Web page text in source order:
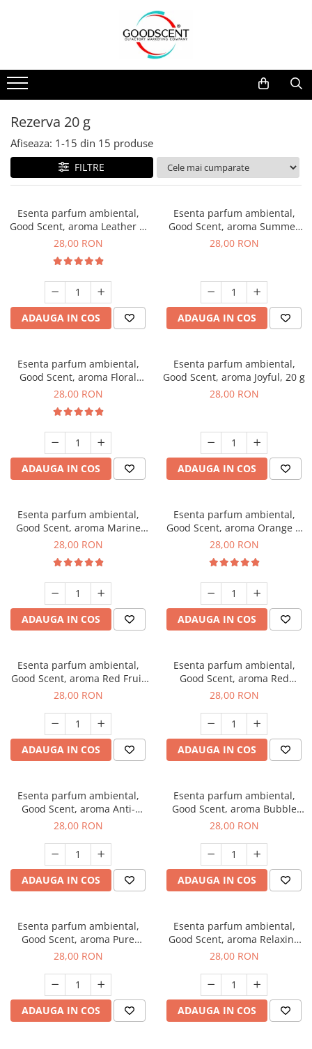
Pachete Promo
Dispozitive de Parfumare
Esente Parfum Ambiental
Rezerve Spray Good Scent
Odorizant cu Pulverizator
Site Pisoar
Dispozitive de Parfumare Ambientală
Auto
Rezidențiale
Comerciale
Industriale (HVAC)
Esente Parfum Ambiental
Mostre
Rezerva 10 g
Rezerva 20 g
Rezerva 100 g
Rezerva 200 g
Rezerva 500 g
Rezerva 20 g
Afiseaza: 1-15 din 15 produse
FILTRE
Esenta parfum ambiental,
Good Scent, aroma Leather &
Black Oudh, 20 g
28,00 RON
ADAUGA IN COS
Esenta parfum ambiental,
Good Scent, aroma Summer
Melon, 20 g
28,00 RON
ADAUGA IN COS
Esenta parfum ambiental,
Good Scent, aroma Floral
Bouquet, 20 g
28,00 RON
ADAUGA IN COS
Esenta parfum ambiental,
Good Scent, aroma Joyful, 20 g
28,00 RON
ADAUGA IN COS
Esenta parfum ambiental,
Good Scent, aroma Marine
Breeze, 20 g
28,00 RON
ADAUGA IN COS
Esenta parfum ambiental,
Good Scent, aroma Orange &
Fresh Cinnamon, 20 g
28,00 RON
ADAUGA IN COS
Esenta parfum ambiental,
Good Scent, aroma Red Fruit
Bubble, 20 g
28,00 RON
ADAUGA IN COS
Esenta parfum ambiental,
Good Scent, aroma Red
Grapes, 20 g
28,00 RON
ADAUGA IN COS
Esenta parfum ambiental,
Good Scent, aroma Anti-
Tobacco, 20 g
28,00 RON
ADAUGA IN COS
Esenta parfum ambiental,
Good Scent, aroma Bubble
Gum, 20 g
28,00 RON
ADAUGA IN COS
Esenta parfum ambiental,
Good Scent, aroma Pure
White Musc, 20 g
28,00 RON
ADAUGA IN COS
Esenta parfum ambiental,
Good Scent, aroma Relaxing
Lavender, 20 g
28,00 RON
ADAUGA IN COS